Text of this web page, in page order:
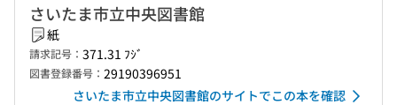
さいたま市立中央図書館
紙
請求記号： 371.31 ﾌｼﾞ
図書登録番号： 29190396951
さいたま市立中央図書館のサイトでこの本を確認